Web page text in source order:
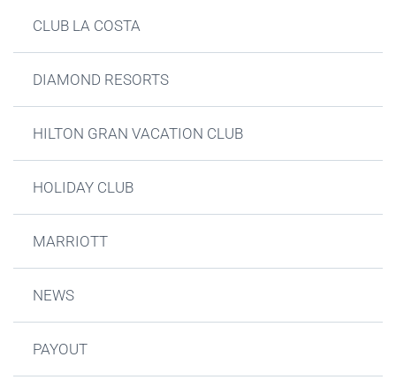
CLUB LA COSTA
DIAMOND RESORTS
HILTON GRAN VACATION CLUB
HOLIDAY CLUB
MARRIOTT
NEWS
PAYOUT